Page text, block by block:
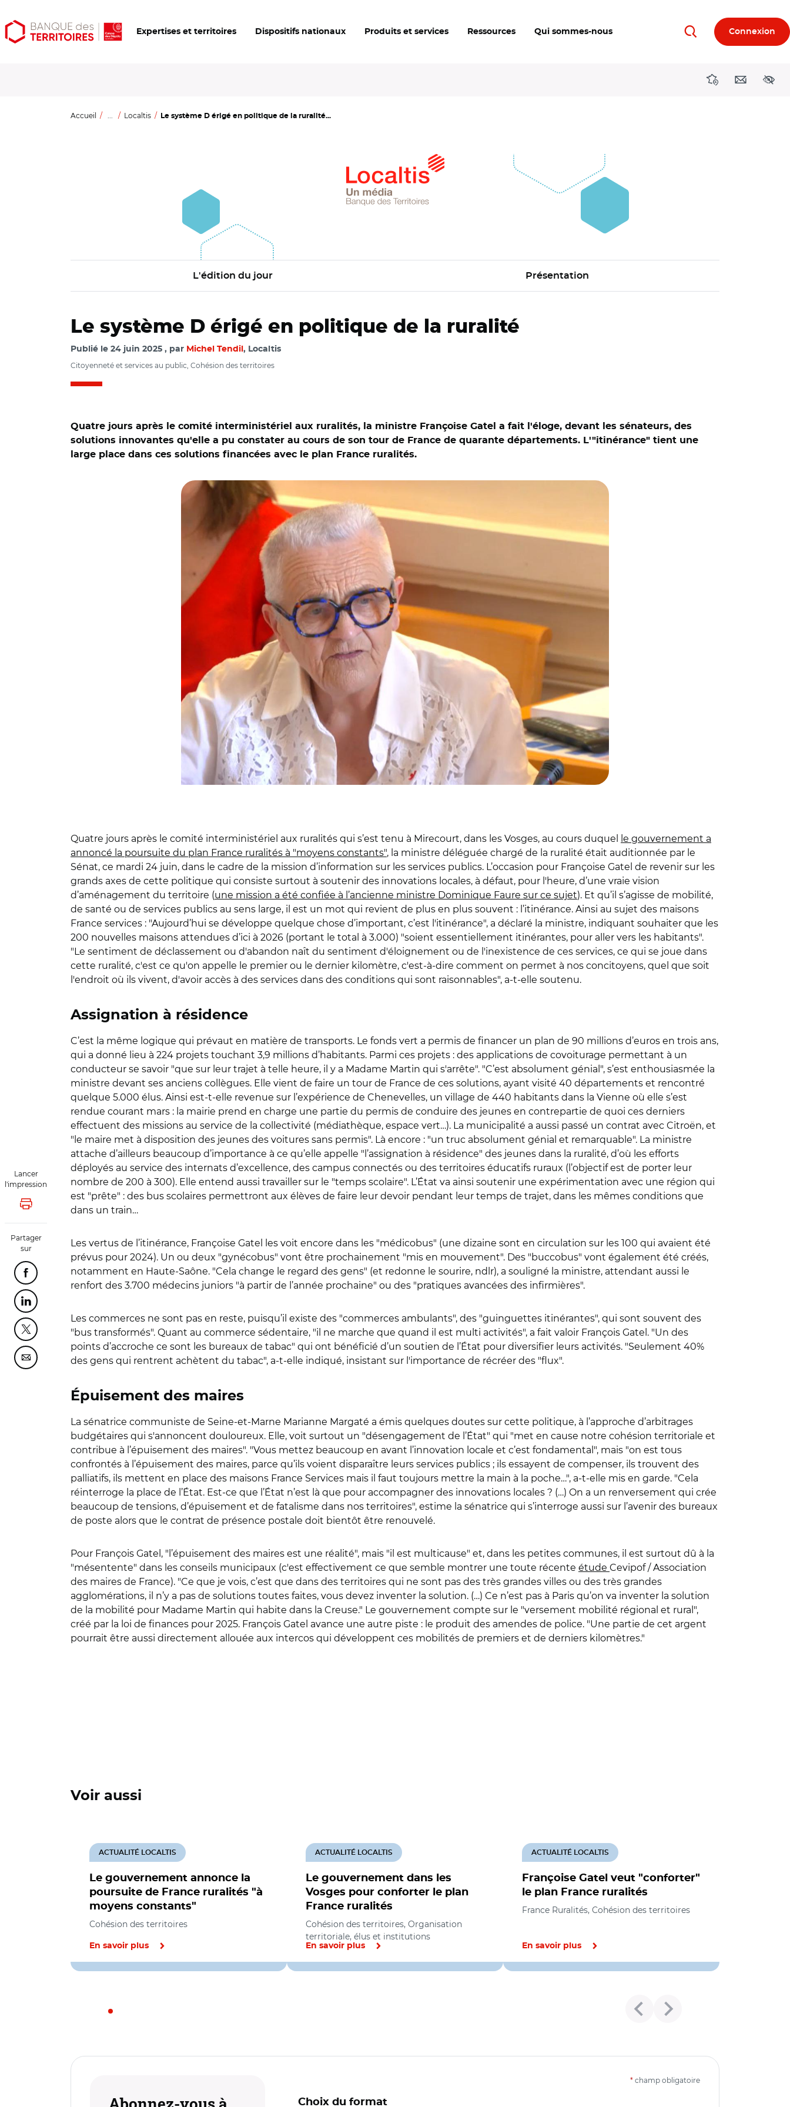
Aller
au
Aller
au
Ouvrir
les
Expertises et territoires Dispositifs nationaux Produits et services Ressources Qui sommes-nous RechercherConnexion
DirectionsContact
Accueil ... Localtis Le système D érigé en politique de la ruralité...
L'édition du jour Présentation
Lancer
l'impression
Lancer l'impression
Partager
sur
Partager cette page sur Facebook
Partager cette page sur Linkedin
Partager cette page sur Twitter
Partager cette page sur Courriel
Le système D érigé en politique de la ruralité
Publié le 24 juin 2025 par Michel Tendil , Localtis
Citoyenneté et services au public, Cohésion des territoires
Quatre jours après le comité interministériel aux ruralités, la ministre Françoise Gatel a fait l'éloge, devant les sénateurs, des
solutions innovantes qu'elle a pu constater au cours de son tour de France de quarante départements. L'"itinérance" tient une
large place dans ces solutions financées avec le plan France ruralités.
Quatre jours après le comité interministériel aux ruralités qui s’est tenu à Mirecourt, dans les Vosges, au cours duquel
le gouvernement a
annoncé la poursuite du plan France ruralités à "moyens constants", la ministre déléguée chargé de la ruralité était auditionnée par le
Sénat, ce mardi 24 juin, dans le cadre de la mission d’information sur les services publics. L’occasion pour Françoise Gatel de revenir sur les
grands axes de cette politique qui consiste surtout à soutenir des innovations locales, à défaut, pour l'heure, d’une vraie vision
d’aménagement du territoire (une mission a été confiée à l’ancienne ministre Dominique Faure sur ce sujet). Et qu’il s’agisse de mobilité,
de santé ou de services publics au sens large, il est un mot qui revient de plus en plus souvent : l’itinérance. Ainsi au sujet des maisons
France services : "Aujourd’hui se développe quelque chose d’important, c’est l'itinérance", a déclaré la ministre, indiquant souhaiter que les
200 nouvelles maisons attendues d’ici à 2026 (portant le total à 3.000) "soient essentiellement itinérantes, pour aller vers les habitants".
"Le sentiment de déclassement ou d'abandon naît du sentiment d'éloignement ou de l'inexistence de ces services, ce qui se joue dans
cette ruralité, c'est ce qu'on appelle le premier ou le dernier kilomètre, c'est-à-dire comment on permet à nos concitoyens, quel que soit
l'endroit où ils vivent, d'avoir accès à des services dans des conditions qui sont raisonnables", a-t-elle soutenu.
Assignation à résidence
C’est la même logique qui prévaut en matière de transports. Le fonds vert a permis de financer un plan de 90 millions d’euros en trois ans,
qui a donné lieu à 224 projets touchant 3,9 millions d’habitants. Parmi ces projets : des applications de covoiturage permettant à un
conducteur se savoir "que sur leur trajet à telle heure, il y a Madame Martin qui s'arrête". "C’est absolument génial", s’est enthousiasmée la
ministre devant ses anciens collègues. Elle vient de faire un tour de France de ces solutions, ayant visité 40 départements et rencontré
quelque 5.000 élus. Ainsi est-t-elle revenue sur l’expérience de Chenevelles, un village de 440 habitants dans la Vienne où elle s’est
rendue courant mars : la mairie prend en charge une partie du permis de conduire des jeunes en contrepartie de quoi ces derniers
effectuent des missions au service de la collectivité (médiathèque, espace vert…). La municipalité a aussi passé un contrat avec Citroën, et
"le maire met à disposition des jeunes des voitures sans permis". Là encore : "un truc absolument génial et remarquable". La ministre
attache d’ailleurs beaucoup d’importance à ce qu’elle appelle "l’assignation à résidence" des jeunes dans la ruralité, d’où les efforts
déployés au service des internats d’excellence, des campus connectés ou des territoires éducatifs ruraux (l’objectif est de porter leur
nombre de 200 à 300). Elle entend aussi travailler sur le "temps scolaire". L’État va ainsi soutenir une expérimentation avec une région qui
est "prête" : des bus scolaires permettront aux élèves de faire leur devoir pendant leur temps de trajet, dans les mêmes conditions que
dans un train…
Les vertus de l’itinérance, Françoise Gatel les voit encore dans les "médicobus" (une dizaine sont en circulation sur les 100 qui avaient été
prévus pour 2024). Un ou deux "gynécobus" vont être prochainement "mis en mouvement". Des "buccobus" vont également été créés,
notamment en Haute-Saône. "Cela change le regard des gens" (et redonne le sourire, ndlr), a souligné la ministre, attendant aussi le
renfort des 3.700 médecins juniors "à partir de l’année prochaine" ou des "pratiques avancées des infirmières".
Les commerces ne sont pas en reste, puisqu’il existe des "commerces ambulants", des "guinguettes itinérantes", qui sont souvent des
"bus transformés". Quant au commerce sédentaire, "il ne marche que quand il est multi activités", a fait valoir François Gatel. "Un des
points d’accroche ce sont les bureaux de tabac" qui ont bénéficié d’un soutien de l’État pour diversifier leurs activités. "Seulement 40%
des gens qui rentrent achètent du tabac", a-t-elle indiqué, insistant sur l'importance de récréer des "flux".
Épuisement des maires
La sénatrice communiste de Seine-et-Marne Marianne Margaté a émis quelques doutes sur cette politique, à l’approche d’arbitrages
budgétaires qui s'annoncent douloureux. Elle, voit surtout un "désengagement de l’État" qui "met en cause notre cohésion territoriale et
contribue à l’épuisement des maires". "Vous mettez beaucoup en avant l’innovation locale et c’est fondamental", mais "on est tous
confrontés à l’épuisement des maires, parce qu’ils voient disparaître leurs services publics ; ils essayent de compenser, ils trouvent des
palliatifs, ils mettent en place des maisons France Services mais il faut toujours mettre la main à la poche…", a-t-elle mis en garde. "Cela
réinterroge la place de l’État. Est-ce que l’État n’est là que pour accompagner des innovations locales ? (…) On a un renversement qui crée
beaucoup de tensions, d’épuisement et de fatalisme dans nos territoires", estime la sénatrice qui s’interroge aussi sur l’avenir des bureaux
de poste alors que le contrat de présence postale doit bientôt être renouvelé.
Pour François Gatel, "l’épuisement des maires est une réalité", mais "il est multicause" et, dans les petites communes, il est surtout dû à la
"mésentente" dans les conseils municipaux (c'est effectivement ce que semble montrer une toute récente étude Cevipof / Association
des maires de France). "Ce que je vois, c’est que dans des territoires qui ne sont pas des très grandes villes ou des très grandes
agglomérations, il n’y a pas de solutions toutes faites, vous devez inventer la solution. (…) Ce n’est pas à Paris qu’on va inventer la solution
de la mobilité pour Madame Martin qui habite dans la Creuse." Le gouvernement compte sur le "versement mobilité régional et rural",
créé par la loi de finances pour 2025. François Gatel avance une autre piste : le produit des amendes de police. "Une partie de cet argent
pourrait être aussi directement allouée aux intercos qui développent ces mobilités de premiers et de derniers kilomètres."
Voir aussi
Le gouvernement annonce la
poursuite de France ruralités "à
moyens constants"
ACTUALITÉ LOCALTIS
Cohésion des territoires
En savoir plus
Le gouvernement dans les
Vosges pour conforter le plan
France ruralités
ACTUALITÉ LOCALTIS
Cohésion des territoires, Organisation
territoriale, élus et institutions
En savoir plus
Françoise Gatel veut "conforter"
le plan France ruralités
ACTUALITÉ LOCALTIS
France Ruralités, Cohésion des territoires
En savoir plus
* champ obligatoire
Choix du format